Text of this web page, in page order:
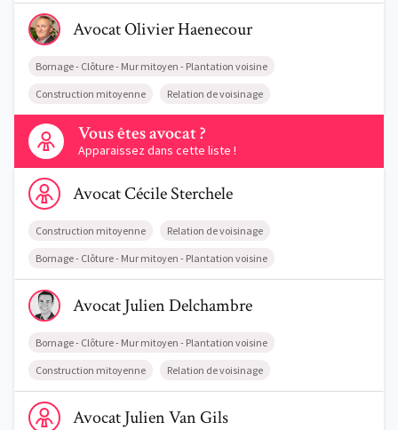
Voir le profil de AvocatOlivier Haenecour
AvocatOlivierHaenecour
Bornage - Clôture - Mur mitoyen - Plantation voisine
Construction mitoyenne Relation de voisinage
Vous êtes avocat ?
Apparaissez dans cette liste !
Contactez-nous
Voir le profil de AvocatCécile Sterchele
AvocatCécileSterchele
Construction mitoyenne Relation de voisinage
Bornage - Clôture - Mur mitoyen - Plantation voisine
Voir le profil de AvocatJulien Delchambre
AvocatJulienDelchambre
Bornage - Clôture - Mur mitoyen - Plantation voisine
Construction mitoyenne Relation de voisinage
Voir le profil de AvocatJulien Van Gils
AvocatJulienVan Gils